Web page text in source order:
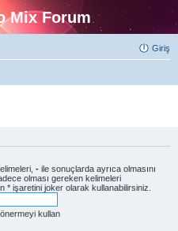
Mix Forum
Giriş
- ile sonuçlarda ayrıca olmasını
olması gereken kelimeleri
* işaretini joker olarak kullanabilirsiniz.
kullan